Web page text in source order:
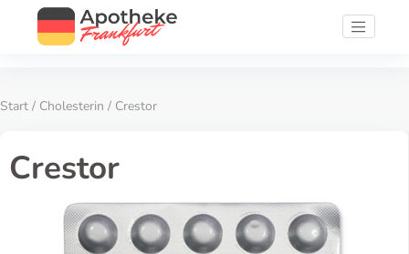
Start / Cholesterin / Crestor
Crestor